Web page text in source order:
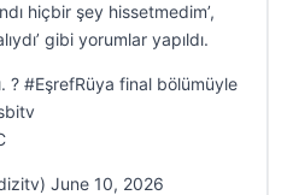
hiçbir şey hissetmedim’,
gibi yorumlar yapıldı.
? #EşrefRüya final bölümüyle
June 10, 2026